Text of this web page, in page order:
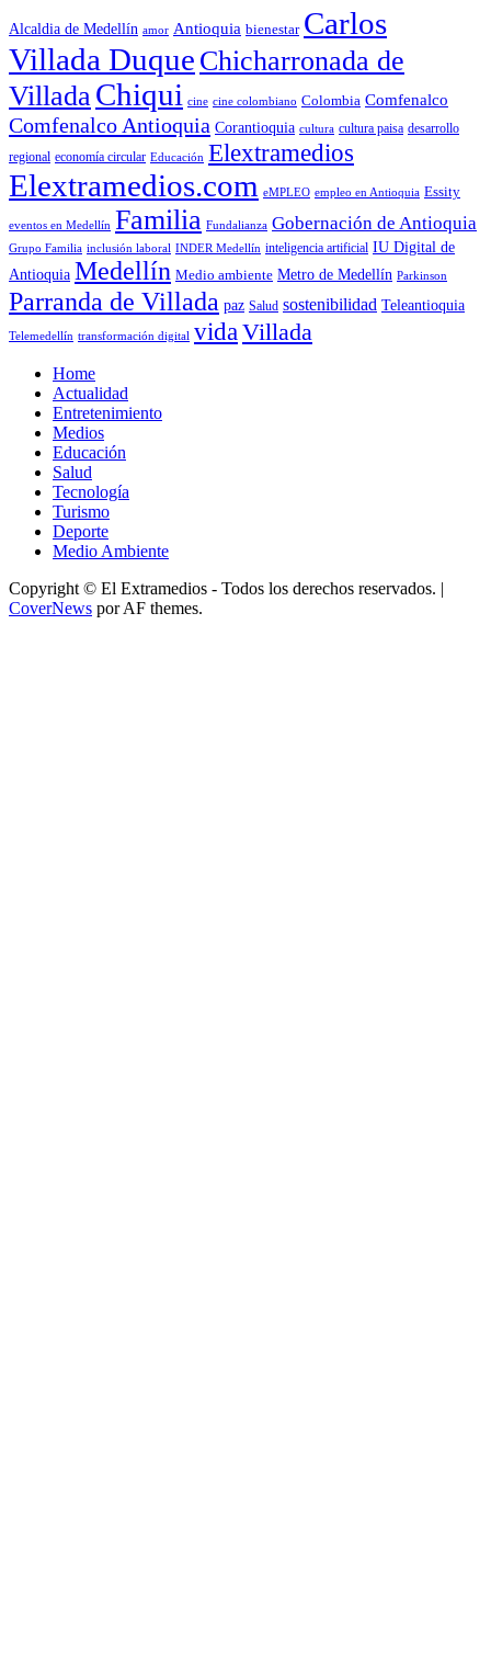
Alcaldia de Medellín amor Antioquia bienestar Carlos
Villada Duque Chicharronada de
Villada Chiqui cine cine colombiano Colombia Comfenalco
Comfenalco Antioquia Corantioquia cultura cultura paisa desarrollo
regional economía circular Educación Elextramedios
Elextramedios.com eMPLEO empleo en Antioquia Essity
eventos en Medellín Familia Fundalianza Gobernación de Antioquia
Grupo Familia inclusión laboral INDER Medellín inteligencia artificial IU Digital de
Antioquia Medellín Medio ambiente Metro de Medellín Parkinson
Parranda de Villada paz Salud sostenibilidad Teleantioquia
Telemedellín transformación digital vida Villada
Home
Actualidad
Entretenimiento
Medios
Educación
Salud
Tecnología
Turismo
Deporte
Medio Ambiente
Copyright © El Extramedios - Todos los derechos reservados. |
CoverNews por AF themes.